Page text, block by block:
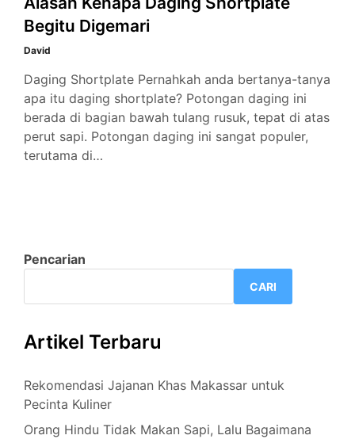
Begitu Digemari
David
Daging Shortplate Pernahkah anda bertanya-tanya
apa itu daging shortplate? Potongan daging ini
berada di bagian bawah tulang rusuk, tepat di atas
perut sapi. Potongan daging ini sangat populer,
terutama di…
Pencarian
CARI
Artikel Terbaru
Rekomendasi Jajanan Khas Makassar untuk
Pecinta Kuliner
Orang Hindu Tidak Makan Sapi, Lalu Bagaimana